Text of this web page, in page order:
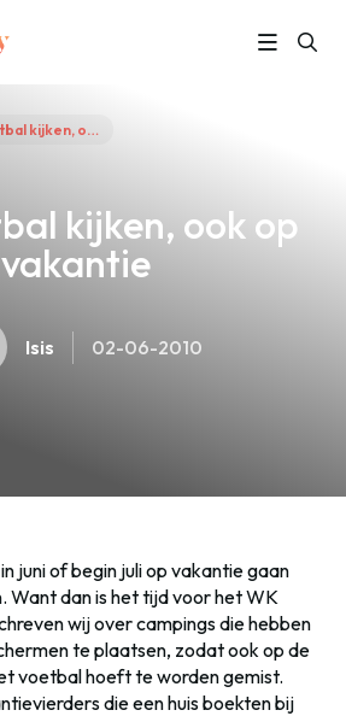
WK Voetbal kijken, ook op vakantie
kijken, ook op
vakantie
Isis 02-06-2010
juni of begin juli op vakantie gaan
Want dan is het tijd voor het WK
wij over campings die hebben
te plaatsen, zodat ook op de
voetbal hoeft te worden gemist.
die een huis boekten bij